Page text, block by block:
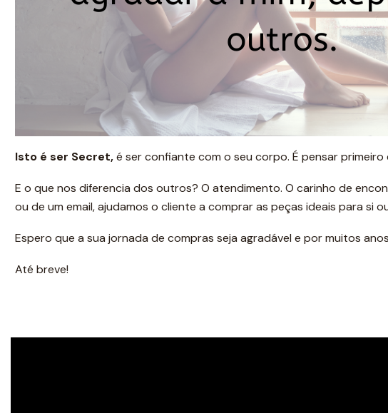
Isto é ser Secret,é ser confiante com o seu corpo. É pensar primeiro
E o que nos diferencia dos outros? O atendimento. O carinho de
ou de um email, ajudamos o cliente a comprar as peças ideais para si
Espero que a sua jornada de compras seja agradável e por muitos
Até breve!